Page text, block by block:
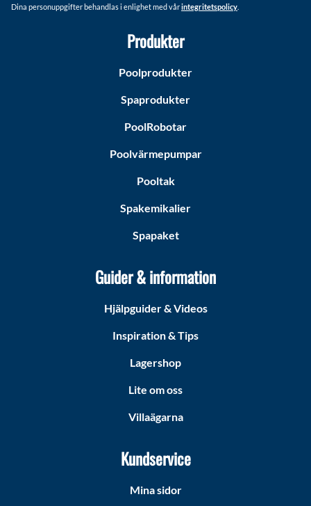
Dina personuppgifter behandlas i enlighet med vårintegritetspolicy
Produkter
Poolprodukter
Spaprodukter
PoolRobotar
Poolvärmepumpar
Pooltak
Spakemikalier
Spapaket
Guider & information
Hjälpguider & Videos
Inspiration & Tips
Lagershop
Lite om oss
Villaägarna
Kundservice
Mina sidor